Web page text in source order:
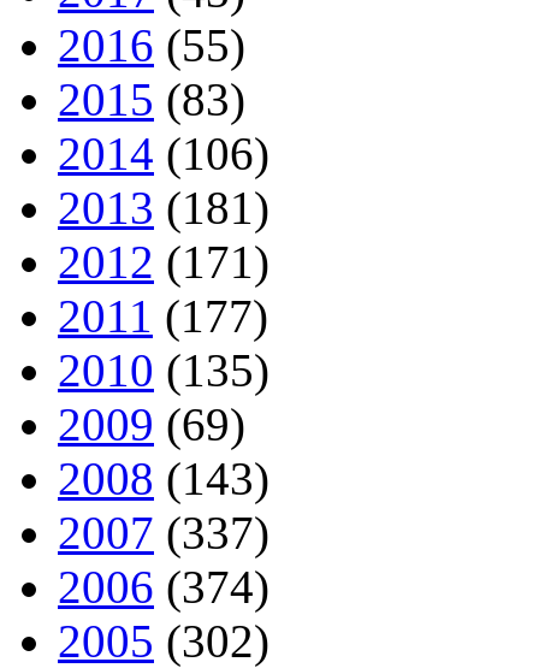
2016 (55)
2015 (83)
2014 (106)
2013 (181)
2012 (171)
2011 (177)
2010 (135)
2009 (69)
2008 (143)
2007 (337)
2006 (374)
2005 (302)